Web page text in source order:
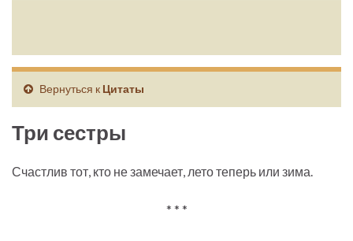
Вернуться к Цитаты
Три сестры
Счастлив тот, кто не замечает, лето теперь или зима.
* * *